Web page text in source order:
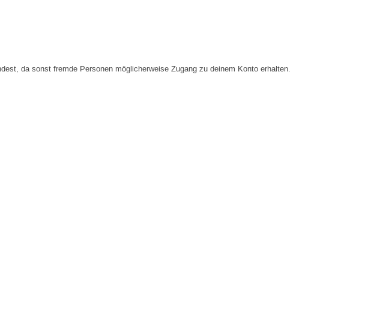
da sonst fremde Personen möglicherweise Zugang zu deinem Konto erhalten.